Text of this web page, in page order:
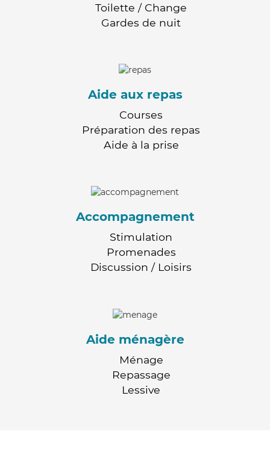
Toilette / Change
Gardes de nuit
Aide aux repas
Courses
Préparation des repas
Aide à la prise
Accompagnement
Stimulation
Promenades
Discussion / Loisirs
Aide ménagère
Ménage
Repassage
Lessive